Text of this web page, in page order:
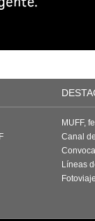
MUFF,
Canal
Líneas